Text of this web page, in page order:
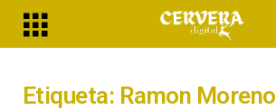
Etiqueta: Ramon Moreno